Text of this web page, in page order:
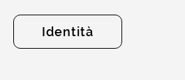
Identità